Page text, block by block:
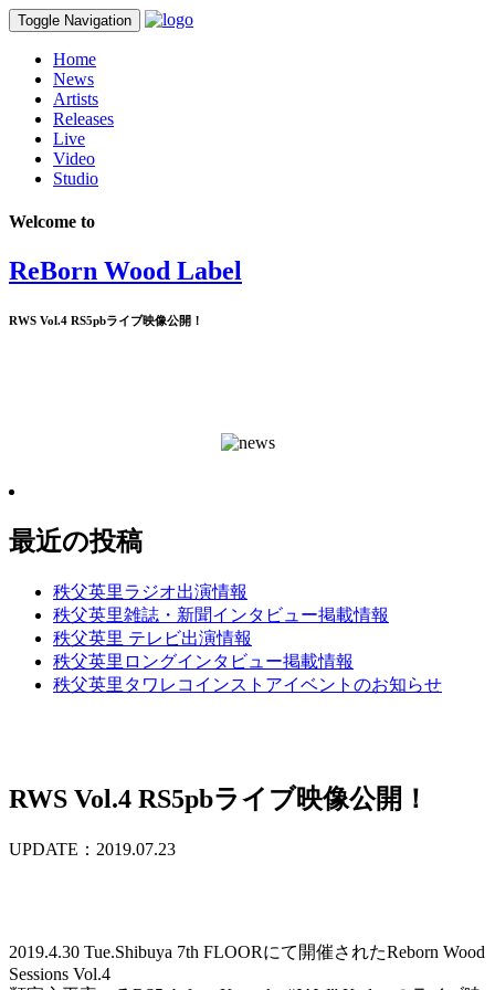
Toggle Navigation
Home
News
Artists
Releases
Live
Video
Studio
Welcome to
ReBorn Wood Label
RWS Vol.4 RS5pbライブ映像公開！
最近の投稿
秩父英里ラジオ出演情報
秩父英里雑誌・新聞インタビュー掲載情報
秩父英里 テレビ出演情報
秩父英里ロングインタビュー掲載情報
秩父英里タワレコインストアイベントのお知らせ
RWS Vol.4 RS5pbライブ映像公開！
UPDATE：2019.07.23
2019.4.30 Tue.Shibuya 7th FLOORにて開催されたReborn Wood
Sessions Vol.4